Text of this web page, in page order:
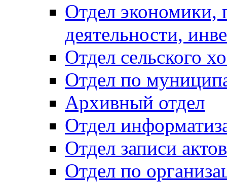
Отдел экономики,
деятельности,
Отдел сельского
Отдел по
Архивный отдел
Отдел
Отдел записи
Отдел по